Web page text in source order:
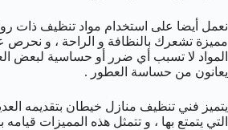
نعمل أيضا على استخدام مواد تنظيف ذات
مميزة تشعرك بالنظافة و الراحة ، و نحرص
المواد لا تسبب أي ضرر أو حساسية لبعض
يعانون من حساسة العطور .
يتميز فني تنظيف منازل خيطان بتقديمه
التي يتمتع بها ، و تتمثل هذه المميزات قيامه